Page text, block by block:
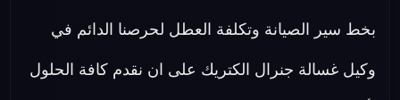
بخط سير الصيانة وتكلفة العطل لحرصنا الدائم في
وكيل غسالة جنرال الكتريك على ان نقدم كافة الحلول